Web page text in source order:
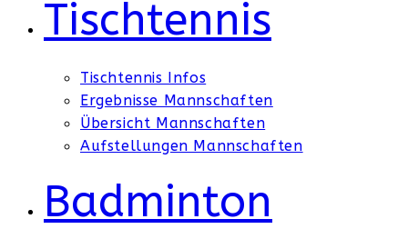
Tischtennis
Tischtennis Infos
Ergebnisse Mannschaften
Übersicht Mannschaften
Aufstellungen Mannschaften
Badminton